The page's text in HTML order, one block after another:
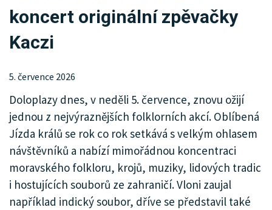
KULTURA
SPOLEČNOST
HISTORIE
MHD
INZERCE
ARCHIV
koncert originální zpěvačky
Kaczi
5. července 2026
Doloplazy dnes, v neděli 5. července, znovu ožijí
jednou z nejvýraznějších folklorních akcí. Oblíbená
Jízda králů se rok co rok setkává s velkým ohlasem
návštěvníků a nabízí mimořádnou koncentraci
moravského folkloru, krojů, muziky, lidových tradic
i hostujících souborů ze zahraničí. Vloni zaujal
například indický soubor, dříve se představil také